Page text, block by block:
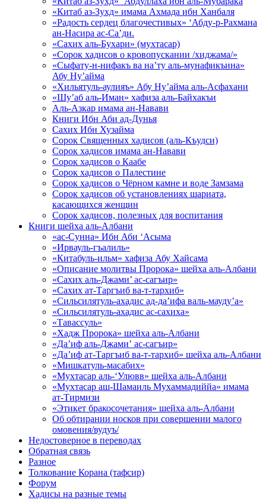
«Китаб аз-Зухд» имама Ахмада ибн Ханбаля
«Радость сердец благочестивых» ‘Абду-р-Рахмана
ан-Насира ас-Са’ди.
«Сахих аль-Бухари» (мухтасар)
«Сорок хадисов о кровопускании /хиджама/»
«Сыфату-н-нифакъ ва на’ту аль-мунафикъина»
Абу Ну’айма
«Хильятуль-аулияъ» Абу Ну’айма аль-Асфахани
«Шу’аб аль-Иман» хафиза аль-Байхакъи
Аль-Азкар имама ан-Навави
Книги Ибн Аби ад-Дунья
Сахих Ибн Хузайма
Сорок Священных хадисов (аль-Къудси)
Сорок хадисов имама ан-Навави
Сорок хадисов о Каабе
Сорок хадисов о Палестине
Сорок хадисов о Чёрном камне и воде Замзама
Сорок хадисов об установлениях шариата,
касающихся женщин
Сорок хадисов, полезных для воспитания
Книги шейха аль-Албани
«ас-Сунна» Ибн Аби ‘Асыма
«Ирвауль-гъалиль»
«Китабуль-ильм» хафиза Абу Хайсама
«Описание молитвы Пророка» шейха аль-Албани
«Сахих аль-Джами’ ас-сагъир»
«Сахих ат-Таргъиб ва-т-тархиб»
«Сильсилятуль-ахадис ад-да’ифа валь-мауду’а»
«Сильсилятуль-ахадис ас-сахиха»
«Тавассуль»
«Хадж Пророка» шейха аль-Албани
«Да’иф аль-Джами’ ас-сагъир»
«Да’иф ат-Таргъиб ва-т-тархиб» шейха аль-Албани
«Мишкатуль-масабих»
«Мухтасар аль-‘Улювв» шейха аль-Албани
«Мухтасар аш-Шамаиль Мухаммадиййа» имама
ат-Тирмизи
«Этикет бракосочетания» шейха аль-Албани
Об обтирании носков при совершении малого
омовения/вудуъ/
Недостоверное в переводах
Обратная связь
Разное
Толкование Корана (тафсир)
Форум
Хадисы на разные темы